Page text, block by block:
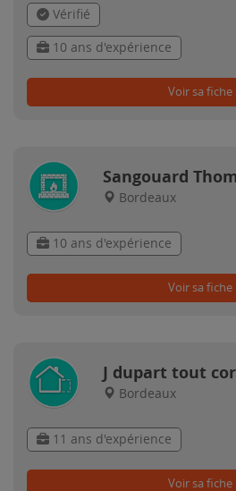
Vérifié
10 ans d'expérience
Voir sa fiche
Sangouard
Bordeaux
10 ans d'expérience
Voir sa fiche
J dupart tout
Bordeaux
11 ans d'expérience
Voir sa fiche